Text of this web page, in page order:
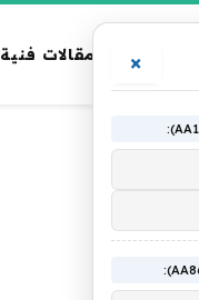
مقالات فنية ×